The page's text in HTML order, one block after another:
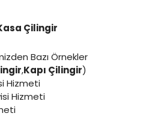
Çilingir
Bazı Örnekler
,Kapı Çilingir)
Hizmeti
Hizmeti